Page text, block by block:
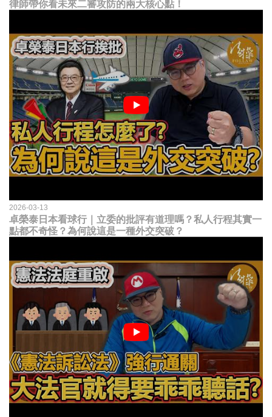
律師帶你看未來二審攻防的兩大核心點！
2026-03-13
卓榮泰日本看球行｜立委的批評有道理嗎？私人行程其實一
點都不奇怪？為何說這是一種外交突破？